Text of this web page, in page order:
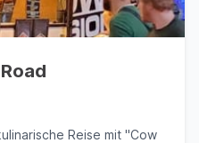
die den
am Seeufer oder
finden im Food
der Fête desReise mit "Cow